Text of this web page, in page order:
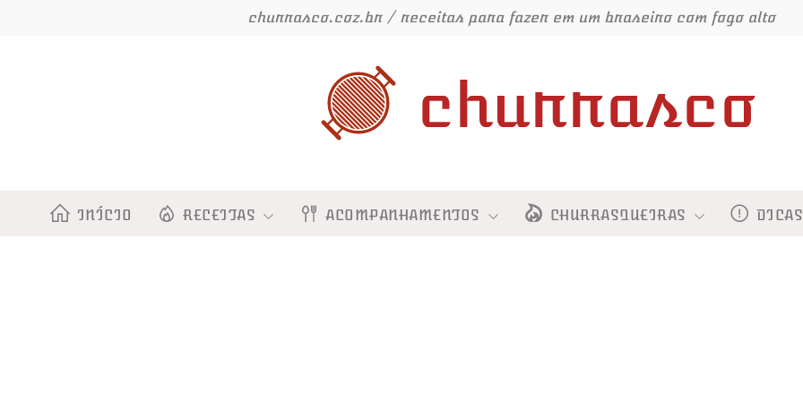
churrasco.coz.br / receitas para fazer em um braseiro com fogo alto
churrasco
INÍCIO RECEITAS ACOMPANHAMENTOS CHURRASQUEIRAS DICAS